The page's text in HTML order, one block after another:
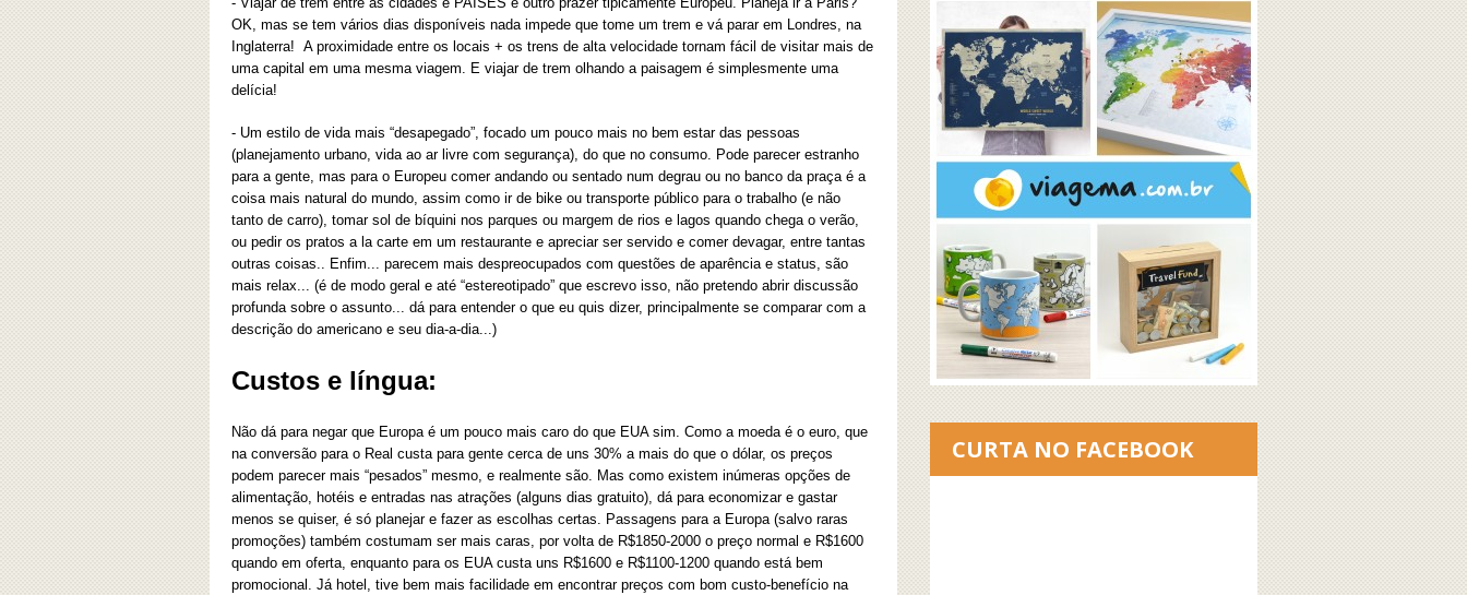
OK, mas se tem vários dias disponíveis nada impede que tome um trem e vá parar em Londres, na
Inglaterra! A proximidade entre os locais + os trens de alta velocidade tornam fácil de visitar mais de
uma capital em uma mesma viagem. E viajar de trem olhando a paisagem é simplesmente uma
delícia!
- Um estilo de vida mais “desapegado”, focado um pouco mais no bem estar das pessoas
(planejamento urbano, vida ao ar livre com segurança), do que no consumo. Pode parecer estranho
para a gente, mas para o Europeu comer andando ou sentado num degrau ou no banco da praça é a
coisa mais natural do mundo, assim como ir de bike ou transporte público para o trabalho (e não
tanto de carro), tomar sol de bíquini nos parques ou margem de rios e lagos quando chega o verão,
ou pedir os pratos a la carte em um restaurante e apreciar ser servido e comer devagar, entre tantas
outras coisas.. Enfim... parecem mais despreocupados com questões de aparência e status, são
mais relax... (é de modo geral e até “estereotipado” que escrevo isso, não pretendo abrir discussão
profunda sobre o assunto... dá para entender o que eu quis dizer, principalmente se comparar com a
descrição do americano e seu dia-a-dia...)
Custos e língua:
Não dá para negar que Europa é um pouco mais caro do que EUA sim. Como a moeda é o euro, que
na conversão para o Real custa para gente cerca de uns 30% a mais do que o dólar, os preços
podem parecer mais “pesados” mesmo, e realmente são. Mas como existem inúmeras opções de
alimentação, hotéis e entradas nas atrações (alguns dias gratuito), dá para economizar e gastar
menos se quiser, é só planejar e fazer as escolhas certas. Passagens para a Europa (salvo raras
promoções) também costumam ser mais caras, por volta de R$1850-2000 o preço normal e R$1600
quando em oferta, enquanto para os EUA custa uns R$1600 e R$1100-1200 quando está bem
promocional. Já hotel, tive bem mais facilidade em encontrar preços com bom custo-benefício na
CURTA NO FACEBOOK